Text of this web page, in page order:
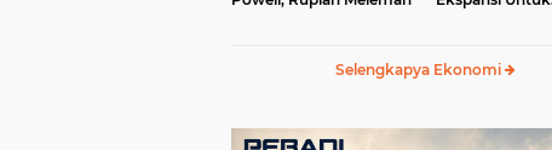
Selengkapya Ekonomi